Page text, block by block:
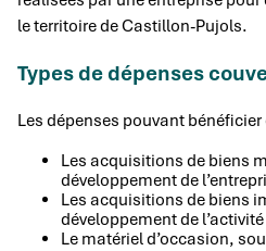
le territoire de Castillon-Pujols.
Types de dépenses
Les dépenses pouvant
Les acquisitions de biens
développement de
Les acquisitions de biens
développement de l’activité
Le matériel d’occasion,